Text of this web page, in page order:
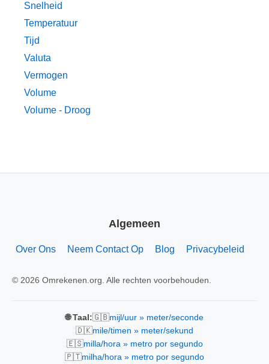
Snelheid
Temperatuur
Tijd
Valuta
Vermogen
Volume
Volume - Droog
Algemeen
Over Ons Neem Contact Op Blog Privacybeleid
© 2026 Omrekenen.org. Alle rechten voorbehouden.
🌐 Taal:🇬🇧mijl/uur » meter/seconde
🇩🇰mile/timen » meter/sekund
🇪🇸milla/hora » metro por segundo
🇵🇹milha/hora » metro por segundo